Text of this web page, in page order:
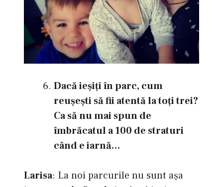
Dacă ieşiţi în parc, cum
reuşeşti să fii atentă la toţi trei?
Ca să nu mai spun de
îmbrăcatul a 100 de straturi
când e iarnă…
Larisa: La noi parcurile nu sunt aşa